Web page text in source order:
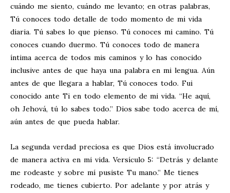
cuándo me siento, cuándo me levanto; en otras palabras,
Tú conoces todo detalle de todo momento de mi vida
diaria. Tú sabes lo que pienso. Tú conoces mi camino. Tú
conoces cuando duermo. Tú conoces todo de manera
íntima acerca de todos mis caminos y lo has conocido
inclusive antes de que haya una palabra en mi lengua. Aún
antes de que llegara a hablar, Tú conoces todo. Fui
conocido ante Ti en todo elemento de mi vida. “He aquí,
oh Jehová, tú lo sabes todo.” Dios sabe todo acerca de mí,
aún antes de que pueda hablar.
La segunda verdad preciosa es que Dios está involucrado
de manera activa en mi vida. Versículo 5: “Detrás y delante
me rodeaste y sobre mí pusiste Tu mano.” Me tienes
rodeado, me tienes cubierto. Por adelante y por atrás y